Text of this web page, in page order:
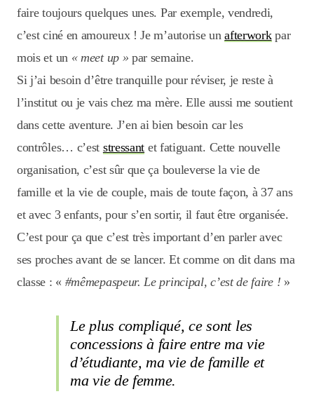
faire toujours quelques unes. Par exemple, vendredi,
c’est ciné en amoureux ! Je m’autorise unafterworkpar
mois et un « meet up » par semaine.
Si j’ai besoin d’être tranquille pour réviser, je reste à
l’institut ou je vais chez ma mère. Elle aussi me soutient
dans cette aventure. J’en ai bien besoin car les
contrôles… c’est stressant et fatiguant. Cette nouvelle
organisation, c’est sûr que ça bouleverse la vie de
famille et la vie de couple, mais de toute façon, à 37 ans
et avec 3 enfants, pour s’en sortir, il faut être organisée.
C’est pour ça que c’est très important d’en parler avec
ses proches avant de se lancer. Et comme on dit dans ma
classe : « #mêmepaspeur. Le principal, c’est de faire ! »
Le plus compliqué, ce sont les
concessions à faire entre ma vie
d’étudiante, ma vie de famille et
ma vie de femme.